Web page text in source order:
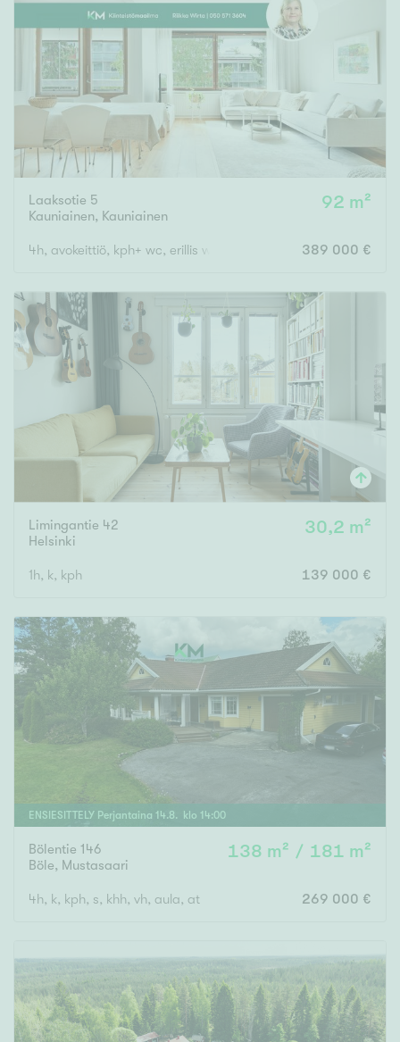
Laaksotie 5
Kauniainen, Kauniainen
92 m²
4h, avokeittiö, kph+ wc, erillis wc, khh, lasitettu parveke,
389 000 €
Limingantie 42
Helsinki
30,2 m²
1h, k, kph 139 000 €
ENSIESITTELY Perjantaina 14.8. klo 14:00
Bölentie 146
Böle, Mustasaari
138 m² / 181 m²
4h, k, kph, s, khh, vh, aula, at 269 000 €